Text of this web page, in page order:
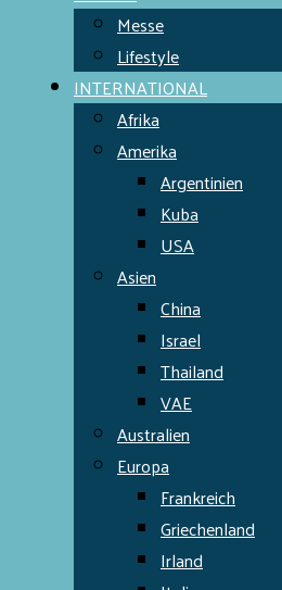
Messe
Lifestyle
INTERNATIONAL
Afrika
Amerika
Argentinien
Kuba
USA
Asien
China
Israel
Thailand
VAE
Australien
Europa
Frankreich
Griechenland
Irland